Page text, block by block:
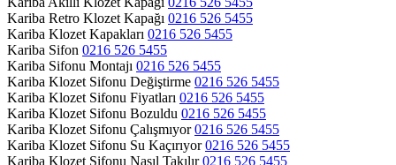
Kariba Retro Klozet Kapağı 0216 526 5455
Kariba Klozet Kapakları 0216 526 5455
Kariba Sifon 0216 526 5455
Kariba Sifonu Montajı 0216 526 5455
Kariba Klozet Sifonu Değiştirme 0216 526 5455
Kariba Klozet Sifonu Fiyatları 0216 526 5455
Kariba Klozet Sifonu Bozuldu 0216 526 5455
Kariba Klozet Sifonu Çalışmıyor0216 526 5455
Kariba Klozet Sifonu Su Kaçırıyor0216 526 5455
Kariba Klozet Sifonu Nasıl Takılır0216 526 5455